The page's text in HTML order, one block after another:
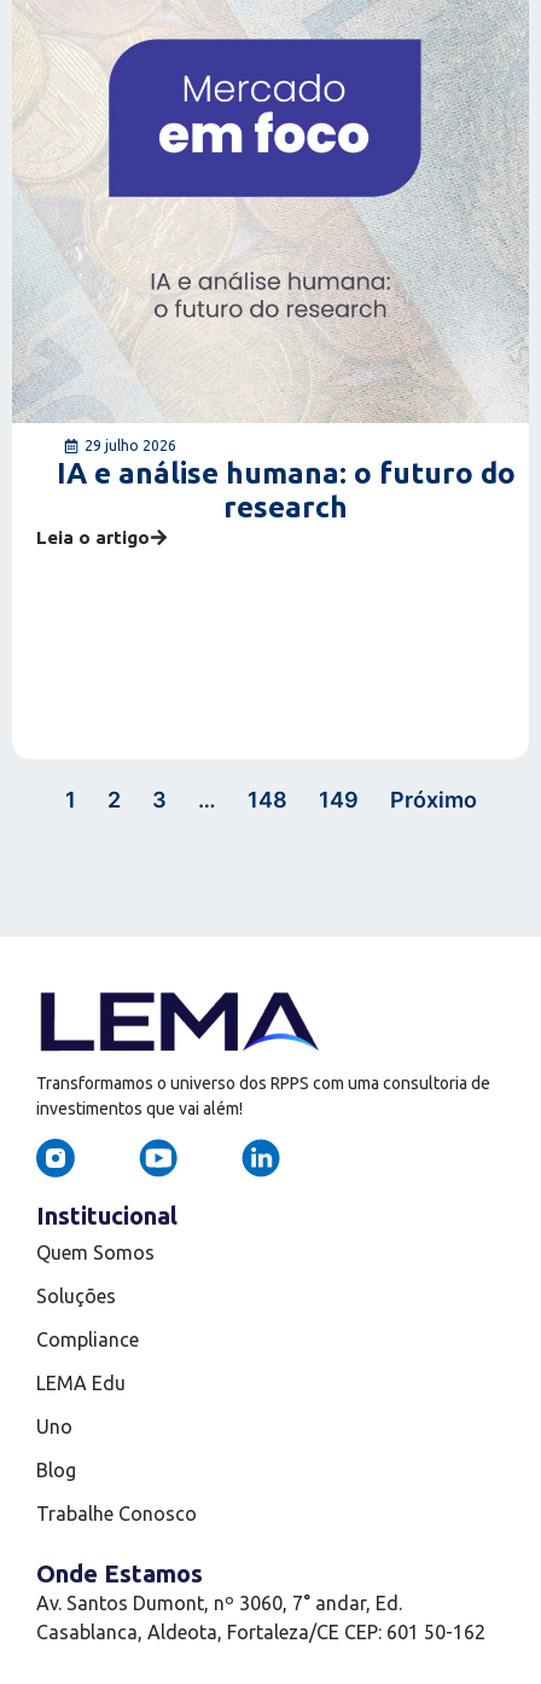
29 julho 2026
IA e análise humana: o futuro do
research
Leia o artigo
1 2 3 … 148 149 Próximo
Transformamos o universo dos RPPS com uma consultoria de
investimentos que vai além!
Institucional
Quem Somos
Soluções
Compliance
LEMA Edu
Uno
Blog
Trabalhe Conosco
Onde Estamos
Av. Santos Dumont, nº 3060, 7° andar, Ed.
Casablanca, Aldeota, Fortaleza/CE CEP: 601 50-162